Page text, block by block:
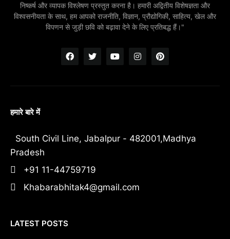
निष्कर्ष और व्यापक विश्लेषण प्रस्तुत करना है। हमारी अद्वितीय विशेषज्ञता और
विश्वसनीयता के साथ, हम आपको राजनीति, विज्ञान, प्रौद्योगिकी, साहित्य, खेल और
विपणन से जुड़ी छवि को बढ़ावा देने के लिए प्रतिबद्ध हैं।"
हमारे बारे में
South Civil Line, Jabalpur - 482001,Madhya
Pradesh
+91 11-44759719
Khabarabhitak4@gmail.com
LATEST POSTS